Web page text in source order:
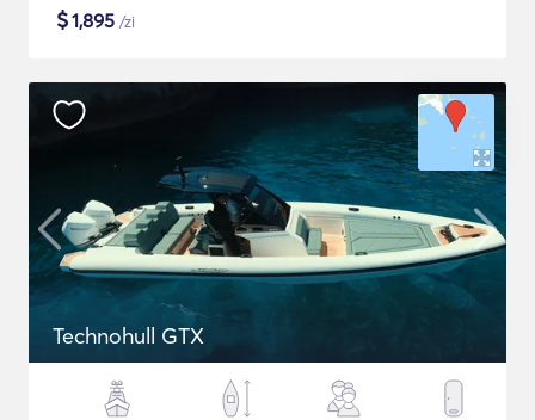
$1,895 /zi
Technohull GTX